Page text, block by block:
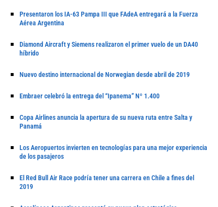
Presentaron los IA-63 Pampa III que FAdeA entregará a la Fuerza
Aérea Argentina
Diamond Aircraft y Siemens realizaron el primer vuelo de un DA40
híbrido
Nuevo destino internacional de Norwegian desde abril de 2019
Embraer celebró la entrega del “Ipanema” Nº 1.400
Copa Airlines anuncia la apertura de su nueva ruta entre Salta y
Panamá
Los Aeropuertos invierten en tecnologías para una mejor experiencia
de los pasajeros
El Red Bull Air Race podría tener una carrera en Chile a fines del
2019